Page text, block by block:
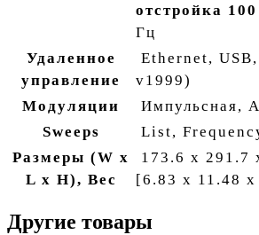
отстройка
Гц
Удаленное
управление
Ethernet,
v1999)
Модуляции
Импульсная,
Sweeps
List,
Размеры (W x
L x H), Вес
173.6 x 291.7
[6.83 x 11.48
Другие товары